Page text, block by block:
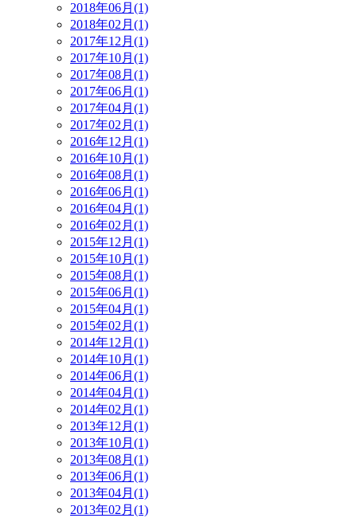
2018年06月(1)
2018年02月(1)
2017年12月(1)
2017年10月(1)
2017年08月(1)
2017年06月(1)
2017年04月(1)
2017年02月(1)
2016年12月(1)
2016年10月(1)
2016年08月(1)
2016年06月(1)
2016年04月(1)
2016年02月(1)
2015年12月(1)
2015年10月(1)
2015年08月(1)
2015年06月(1)
2015年04月(1)
2015年02月(1)
2014年12月(1)
2014年10月(1)
2014年06月(1)
2014年04月(1)
2014年02月(1)
2013年12月(1)
2013年10月(1)
2013年08月(1)
2013年06月(1)
2013年04月(1)
2013年02月(1)